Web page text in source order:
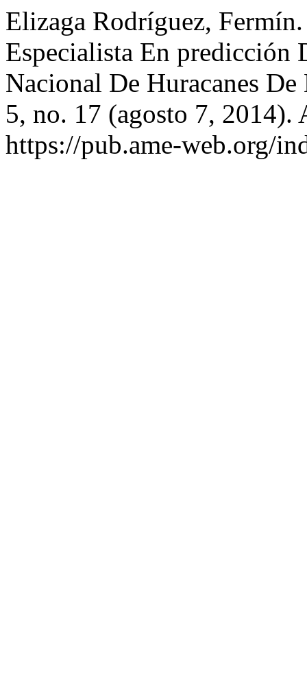
Elizaga Rodríguez,
Especialista En predicción
Nacional De Huracanes
5, no. 17 (agosto 7, 2014).
https://pub.ame-web.org/